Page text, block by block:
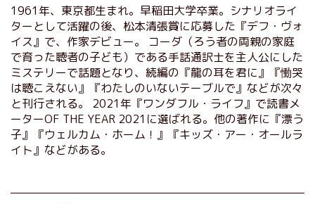
1961年、東京都生まれ。早稲田大学卒業。シナリオライ
ターとして活躍の後、松本清張賞に応募した『デフ・ヴォ
イス』で、作家デビュー。 コーダ（ろう者の両親の家庭
で育った聴者の子ども）である手話通訳士を主人公にした
ミステリーで話題となり、続編の『龍の耳を君に』『慟哭
は聴こえない』『わたしのいないテーブルで』などが次々
と刊行される。 2021年『ワンダフル・ライフ』で読書メ
ーターOF THE YEAR 2021に選ばれる。他の著作に『漂う
子』『ウェルカム・ホーム！』『キッズ・アー・オールラ
イト』などがある。